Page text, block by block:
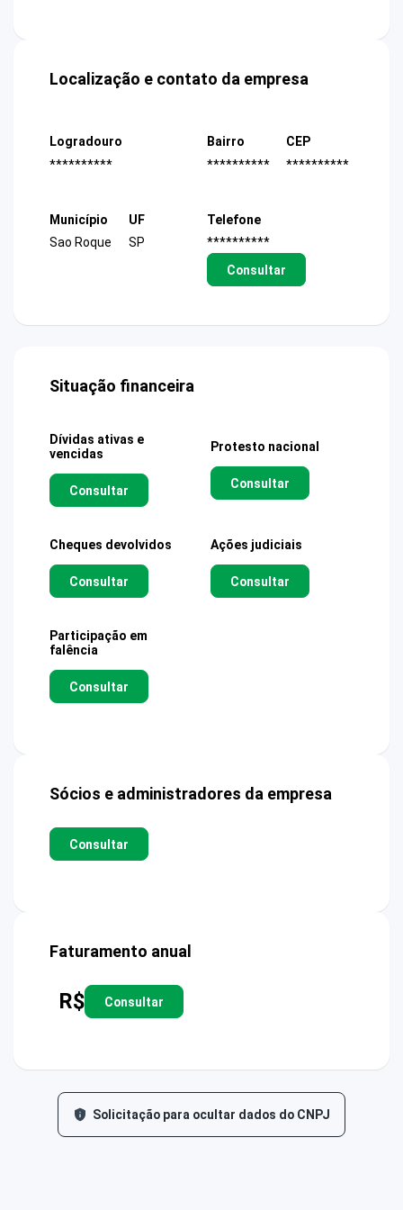
Localização e contato da empresa
Logradouro
**********
Bairro
**********
CEP
**********
Município
Sao Roque
UF
SP
Telefone
**********
Consultar
Situação financeira
Dívidas ativas e
vencidas
Consultar
Protesto nacional
Consultar
Cheques devolvidos
Consultar
Ações judiciais
Consultar
Participação em
falência
Consultar
Sócios e administradores da empresa
Consultar
Faturamento anual
R$ Consultar
Solicitação para ocultar dados do CNPJ